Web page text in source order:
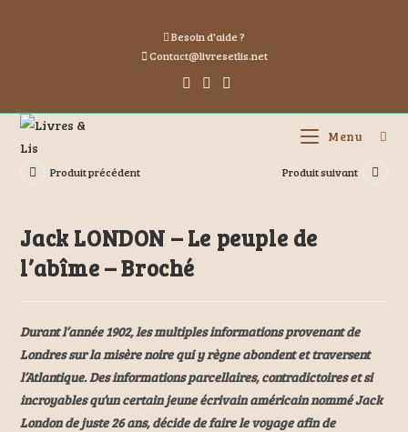
Besoin d'aide ?
Contact@livresetlis.net
Menu
Produit précédent Produit suivant
Jack LONDON – Le peuple de
l’abîme – Broché
Durant l’année 1902, les multiples informations provenant de
Londres sur la misère noire qui y règne abondent et traversent
l’Atlantique. Des informations parcellaires, contradictoires et si
incroyables qu’un certain jeune écrivain américain nommé Jack
London de juste 26 ans, décide de faire le voyage afin de